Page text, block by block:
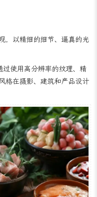
以精细的细节、逼真的光
使用高分辨率的纹理、精
在摄影、建筑和产品设计